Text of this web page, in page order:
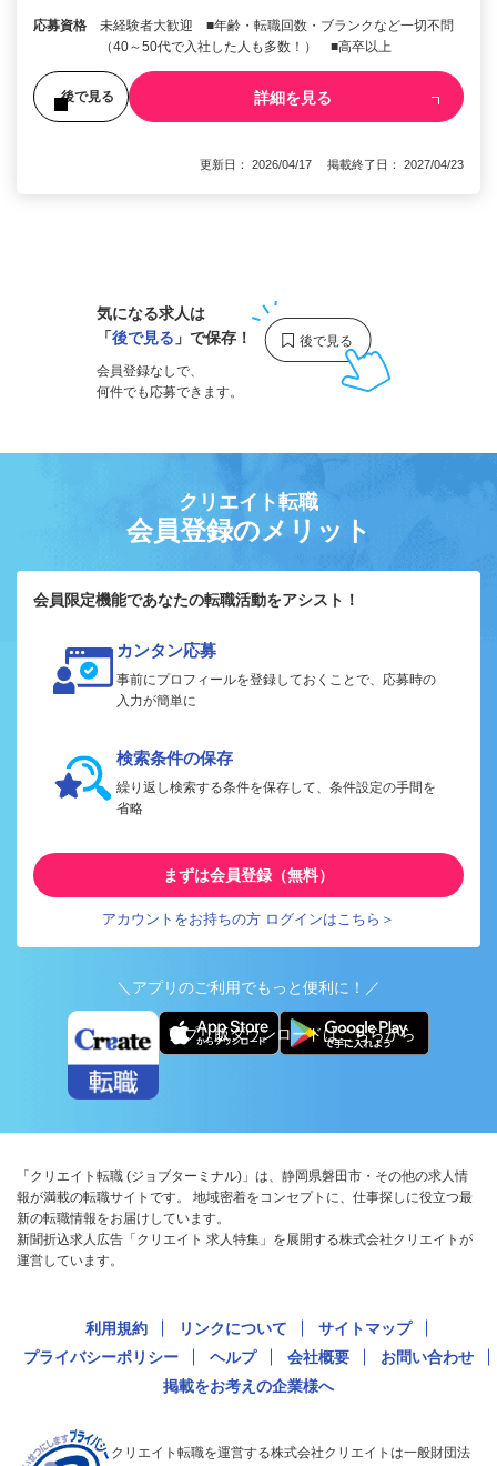
応募資格
未経験者大歓迎 ■年齢・転職回数・ブランクなど一切不問
（40～50代で入社した人も多数！） ■高卒以上
後で見る 詳細を見る
更新日： 2026/04/17 掲載終了日： 2027/04/23
気になる求人は
「後で見る 」で保存！
会員登録なしで、
何件でも応募できます。
クリエイト転職
会員登録のメリット
会員限定機能であなたの転職活動をアシスト！
カンタン応募
事前にプロフィールを登録しておくことで、応募時の
入力が簡単に
検索条件の保存
繰り返し検索する条件を保存して、条件設定の手間を
省略
まずは会員登録（無料）
アカウントをお持ちの方 ログインはこちら＞
＼アプリのご利用でもっと便利に！／
アプリ版ダウンロードはこちらから
「クリエイト転職 (ジョブターミナル)」は、静岡県磐田市・その他の求人情
報が満載の転職サイトです。 地域密着をコンセプトに、仕事探しに役立つ最
新の転職情報をお届けしています。
新聞折込求人広告「クリエイト 求人特集」を展開する株式会社クリエイトが
運営しています。
利用規約 リンクについて
サイトマップ
プライバシーポリシー
ヘルプ 会社概要
お問い合わせ
掲載をお考えの企業様へ
クリエイト転職を運営する株式会社クリエイトは一般財団法